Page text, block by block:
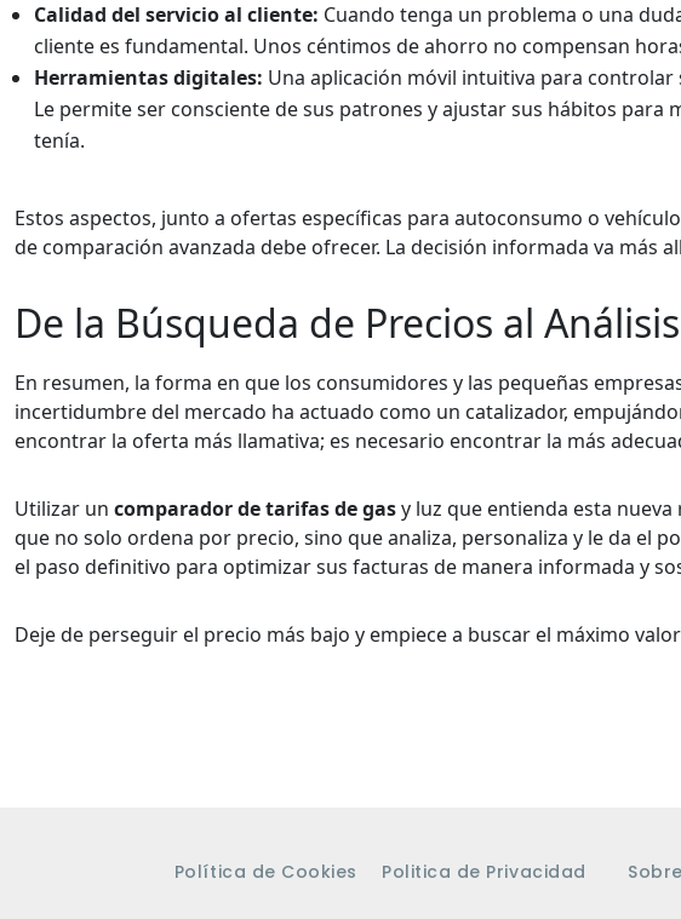
Calidad del servicio al cliente: Cuando tenga un problema o una
cliente es fundamental. Unos céntimos de ahorro no compensan
Herramientas digitales: Una aplicación móvil intuitiva para
Le permite ser consciente de sus patrones y ajustar sus hábitos
tenía.
Estos aspectos, junto a ofertas específicas para autoconsumo o
de comparación avanzada debe ofrecer. La decisión informada va más
De la Búsqueda de Precios al
En resumen, la forma en que los consumidores y las pequeñas
incertidumbre del mercado ha actuado como un catalizador,
encontrar la oferta más llamativa; es necesario encontrar la más
Utilizar un comparador de tarifas de gasy luz que entienda esta
que no solo ordena por precio, sino que analiza, personaliza y le da el
el paso definitivo para optimizar sus facturas de manera informada y
Deje de perseguir el precio más bajo y empiece a buscar el máximo
Política de Cookies Politica de Privacidad